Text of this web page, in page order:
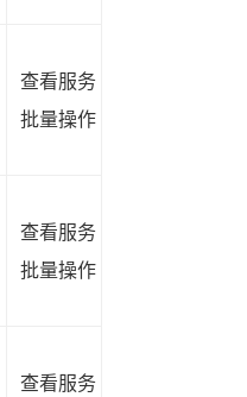
查看服务
批量操作
查看服务
批量操作
查看服务